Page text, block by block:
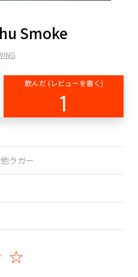
Smoke
飲んだ (レビューを書く)
1
ラガー